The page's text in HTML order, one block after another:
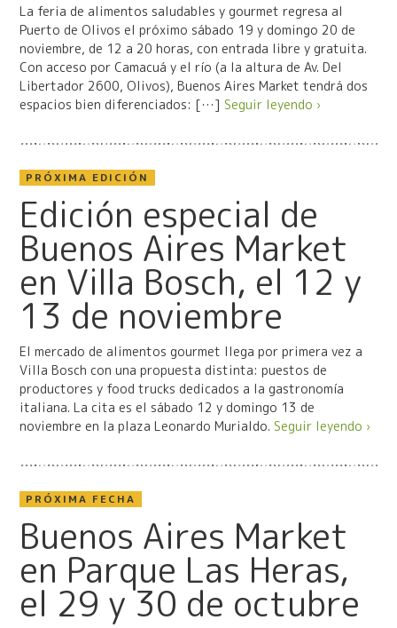
La feria de alimentos saludables y gourmet regresa al
Puerto de Olivos el próximo sábado 19 y domingo 20 de
noviembre, de 12 a 20 horas, con entrada libre y gratuita.
Con acceso por Camacuá y el río (a la altura de Av. Del
Libertador 2600, Olivos), Buenos Aires Market tendrá dos
espacios bien diferenciados: […] Seguir leyendo ›
PRÓXIMA EDICIÓN
Edición especial de
Buenos Aires Market
en Villa Bosch, el 12 y
13 de noviembre
El mercado de alimentos gourmet llega por primera vez a
Villa Bosch con una propuesta distinta: puestos de
productores y food trucks dedicados a la gastronomía
italiana. La cita es el sábado 12 y domingo 13 de
noviembre en la plaza Leonardo Murialdo. Seguir leyendo ›
PRÓXIMA FECHA
Buenos Aires Market
en Parque Las Heras,
el 29 y 30 de octubre